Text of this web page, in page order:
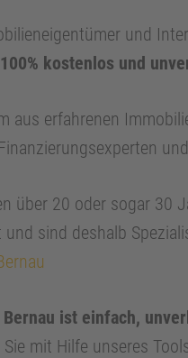
und
100% kostenlos und
aus erfahrenen
über 20 oder sogar 30
sind deshalb
ist einfach,
mit Hilfe unseres